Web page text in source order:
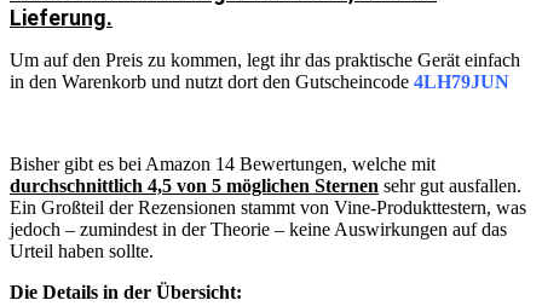
Lieferung.
Um auf den Preis zu kommen, legt ihr das praktische Gerät einfach
in den Warenkorb und nutzt dort den Gutscheincode 4LH79JUN
Bisher gibt es bei Amazon 14 Bewertungen, welche mit
durchschnittlich 4,5 von 5 möglichen Sternen sehr gut ausfallen.
Ein Großteil der Rezensionen stammt von Vine-Produkttestern, was
jedoch – zumindest in der Theorie – keine Auswirkungen auf das
Urteil haben sollte.
Die Details in der Übersicht: